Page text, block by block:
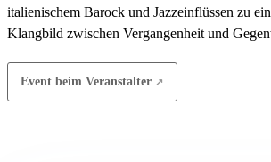
italienischem Barock und Jazzeinflüssen zu
Klangbild zwischen Vergangenheit und
Event beim Veranstalter